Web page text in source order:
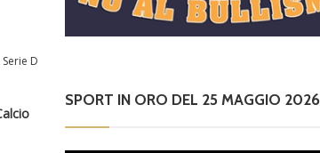
D
SPORT IN ORO DEL 25 MAGGIO 2026